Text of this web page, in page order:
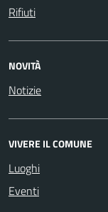
Rifiuti
NOVITÀ
Notizie
VIVERE IL COMUNE
Luoghi
Eventi